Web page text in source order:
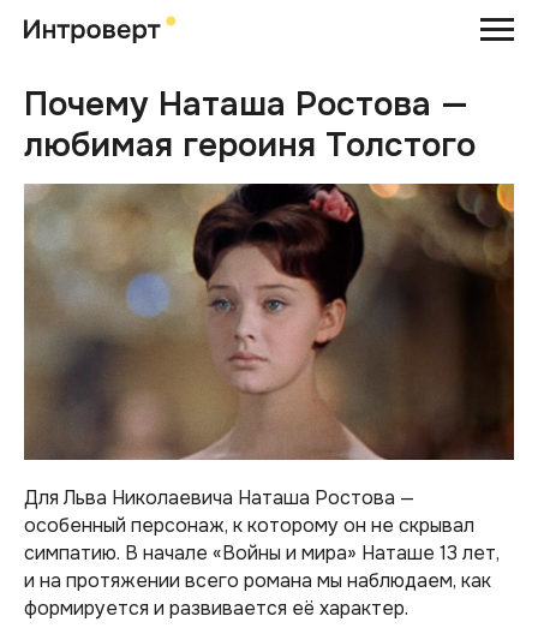
Почему Наташа Ростова —
любимая героиня Толстого
Для Льва Николаевича Наташа Ростова —
особенный персонаж, к которому он не скрывал
симпатию. В начале «Войны и мира» Наташе 13 лет,
и на протяжении всего романа мы наблюдаем, как
формируется и развивается её характер.